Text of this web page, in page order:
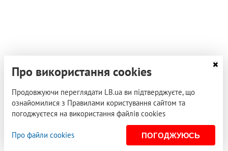
Про використання cookies
Продовжуючи переглядати LB.ua ви підтверджуєте, що
ознайомилися з Правилами користування сайтом та
погоджуєтеся на використання файлів cookies
Про файли cookies ПОГОДЖУЮСЬ